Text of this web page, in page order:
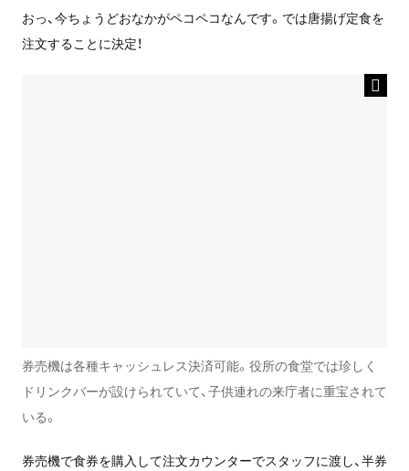
おっ、今ちょうどおなかがペコペコなんです。では唐揚げ定食を
注文することに決定！
券売機は各種キャッシュレス決済可能。役所の食堂では珍しく
ドリンクバーが設けられていて、子供連れの来庁者に重宝されて
いる。
券売機で食券を購入して注文カウンターでスタッフに渡し、半券